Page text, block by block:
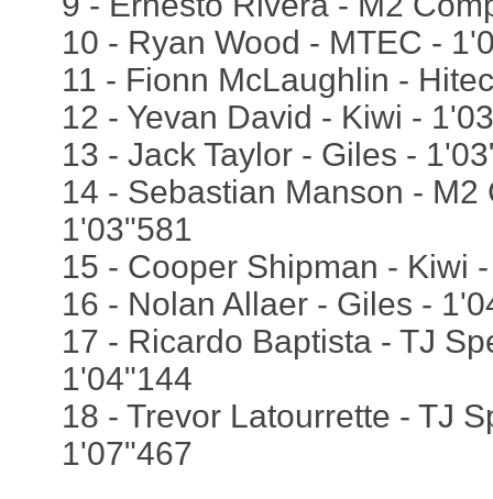
10 - Ryan Wood - MTEC -
11 - Fionn McLaughlin -
12 - Yevan David - Kiwi -
13 - Jack Taylor - Giles -
14 - Sebastian Manson - M2
1'03"581
15 - Cooper Shipman - Kiwi
16 - Nolan Allaer - Giles -
17 - Ricardo Baptista - TJ
1'04"144
18 - Trevor Latourrette - TJ
1'07"467